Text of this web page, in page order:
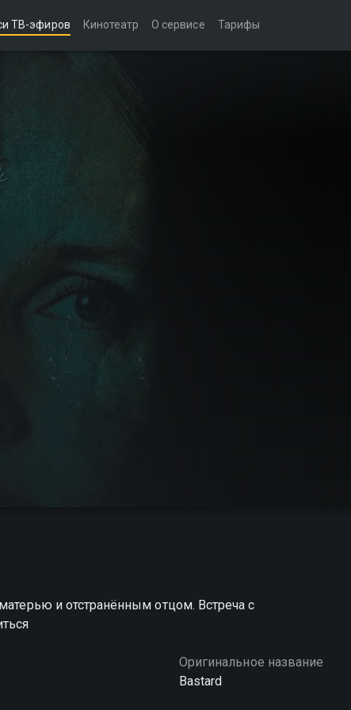
ТВ-эфиров Кинотеатр О сервисе Тарифы
и отстранённым отцом. Встреча с
Оригинальное название
Bastard